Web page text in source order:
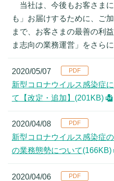
当社は、今後もお客さま
も」お届けするために、ご
まで、お客さまの最善の利
ま志向の業務運営」をさら
2020/05/07
新型コロナウイルス感染症
て【改定・追加】 (201KB)
2020/04/08
新型コロナウイルス感染症
の業務態勢について(166KB)
2020/04/06